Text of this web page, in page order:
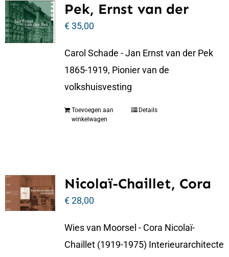
Pek, Ernst van der
€35,00
Carol Schade - Jan Ernst van der Pek
1865-1919, Pionier van de
volkshuisvesting
Toevoegen aan
winkelwagen
Details
Nicolaï-Chaillet, Cora
€28,00
Wies van Moorsel - Cora Nicolaï-
Chaillet (1919-1975) Interieurarchitecte